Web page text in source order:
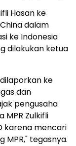
Hasan ke
dalam
ke Indonesia
dilakukan ketua
ke
dan
pengusaha
MPR Zulkifli
karena mencari
tegasnya.